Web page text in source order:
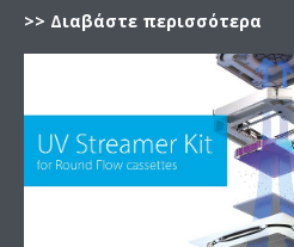
>> Διαβάστε περισσότερα